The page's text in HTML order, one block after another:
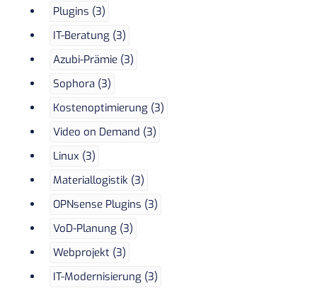
Plugins (3)
IT-Beratung (3)
Azubi-Prämie (3)
Sophora (3)
Kostenoptimierung (3)
Video on Demand (3)
Linux (3)
Materiallogistik (3)
OPNsense Plugins (3)
VoD-Planung (3)
Webprojekt (3)
IT-Modernisierung (3)